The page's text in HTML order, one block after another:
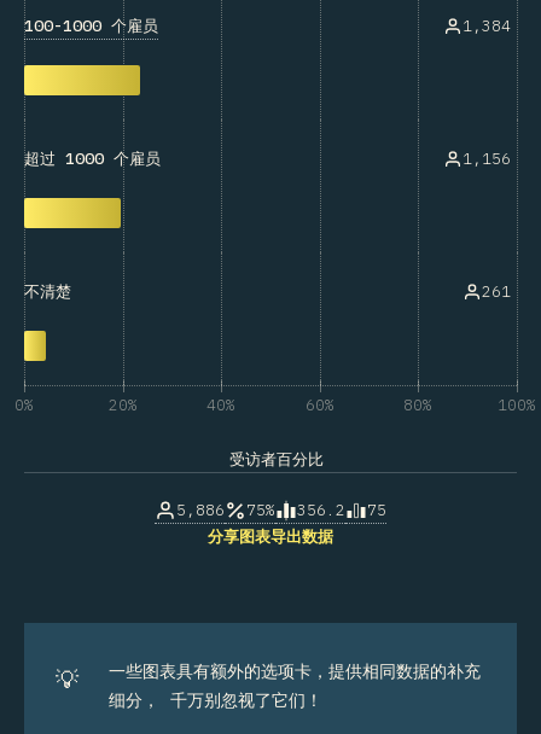
100-1000 个雇员 1,384
超过 1000 个雇员 1,156
不清楚 261
0% 20% 40% 60% 80% 100%
受访者百分比
5,886 75% 356.2
75
分享图表导出数据
💡
一些图表具有额外的选项卡，提供相同数据的补充
细分， 千万别忽视了它们！